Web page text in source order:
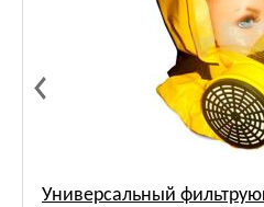
Универсальный